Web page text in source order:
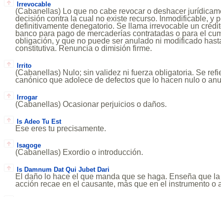
Irrevocable
(Cabanellas) Lo que no cabe revocar o deshacer
decisión contra la cual no existe recurso. Inmodificable, y
definitivamente denegatorio. Se llama irrevocable un
banco para pago de mercaderías contratadas o para el
obligación, y que no puede ser anulado ni modificado
constitutiva. Renuncia o dimisión firme.
Irrito
(Cabanellas) Nulo; sin validez ni fuerza obligatoria. Se
canónico que adolece de defectos que lo hacen nulo o
Irrogar
(Cabanellas) Ocasionar perjuicios o daños.
Is Adeo Tu Est
Ese eres tu precisamente.
Isagoge
(Cabanellas) Exordio o introducción.
Is Damnum Dat Qui Jubet Dari
El daño lo hace el que manda que se haga. Enseña que
acción recae en el causante, más que en el instrumento o